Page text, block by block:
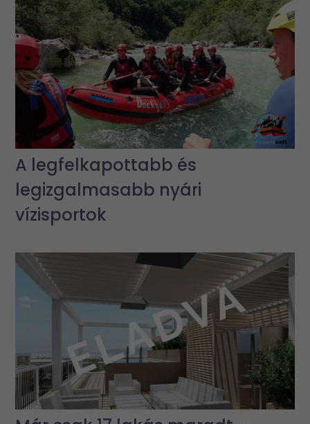
A legfelkapottabb és
legizgalmasabb nyári
vízisportok